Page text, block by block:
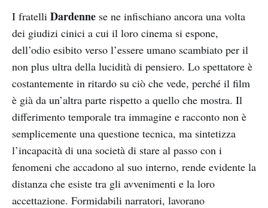
I fratelli Dardenne se ne infischiano ancora una volta
dei giudizi cinici a cui il loro cinema si espone,
dell’odio esibito verso l’essere umano scambiato per il
non plus ultra della lucidità di pensiero. Lo spettatore è
costantemente in ritardo su ciò che vede, perché il film
è già da un’altra parte rispetto a quello che mostra. Il
differimento temporale tra immagine e racconto non è
semplicemente una questione tecnica, ma sintetizza
l’incapacità di una società di stare al passo con i
fenomeni che accadono al suo interno, rende evidente la
distanza che esiste tra gli avvenimenti e la loro
accettazione. Formidabili narratori, lavorano